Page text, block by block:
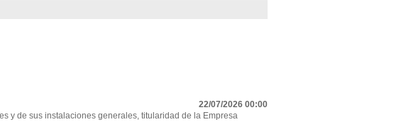
22/07/2026 00:00
y de sus instalaciones generales, titularidad de la Empresa